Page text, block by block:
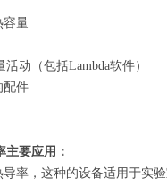
容量
动（包括Lambda软件）
配件
要应用：
率，这种的设备适用于实